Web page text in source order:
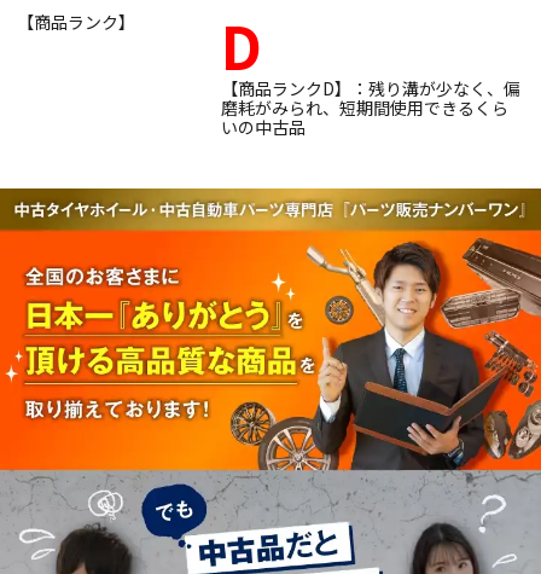
【商品ランク】
D
【商品ランクD】：残り溝が少なく、偏
磨耗がみられ、短期間使用できるくら
いの中古品